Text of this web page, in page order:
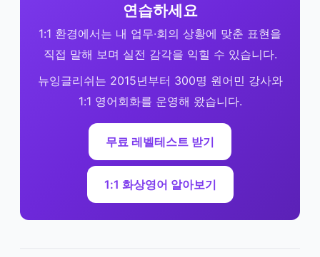
연습하세요
1:1 환경에서는 내 업무·회의 상황에 맞춘 표현을
직접 말해 보며 실전 감각을 익힐 수 있습니다.
뉴잉글리쉬는 2015년부터 300명 원어민 강사와
1:1 영어회화를 운영해 왔습니다.
무료 레벨테스트 받기
1:1 화상영어 알아보기